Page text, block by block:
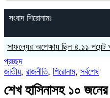
সংবাদ শিরোনামঃ
অপেক্ষায় ছিল ৪.১১ পয়েন্ট
প্রচ্ছদ
জাতীয়, রাজনীতি, শিরোনাম, সর্বশেষ
শেখ হাসিনাসহ ১০